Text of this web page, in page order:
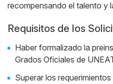
recompensando el talento y
Requisitos de los
Haber formalizado la
Grados Oficiales de
Superar los